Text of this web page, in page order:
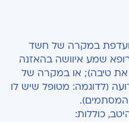
במקרה של חשד
שמע איוושה בהאזנה
את טיבה); או במקרה של
(לדוגמה: מטופל שיש לו
כוללות: